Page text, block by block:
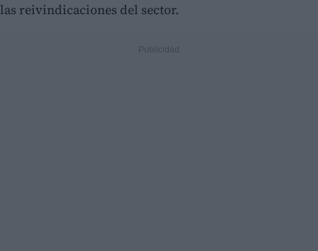
las reivindicaciones del sector.